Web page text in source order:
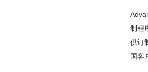
制程
供订
国客